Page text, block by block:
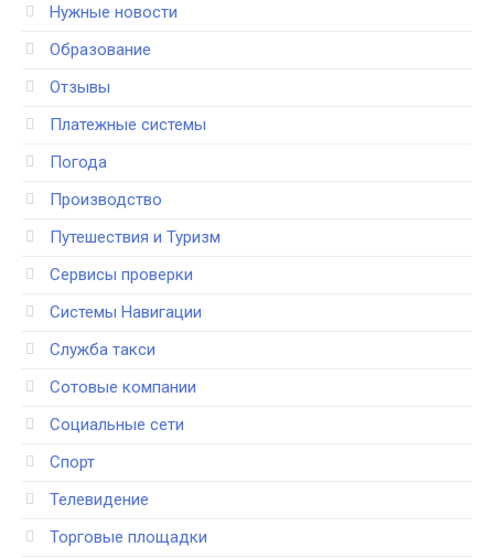
Нужные новости
Образование
Отзывы
Платежные системы
Погода
Производство
Путешествия и Туризм
Сервисы проверки
Системы Навигации
Служба такси
Сотовые компании
Социальные сети
Спорт
Телевидение
Торговые площадки